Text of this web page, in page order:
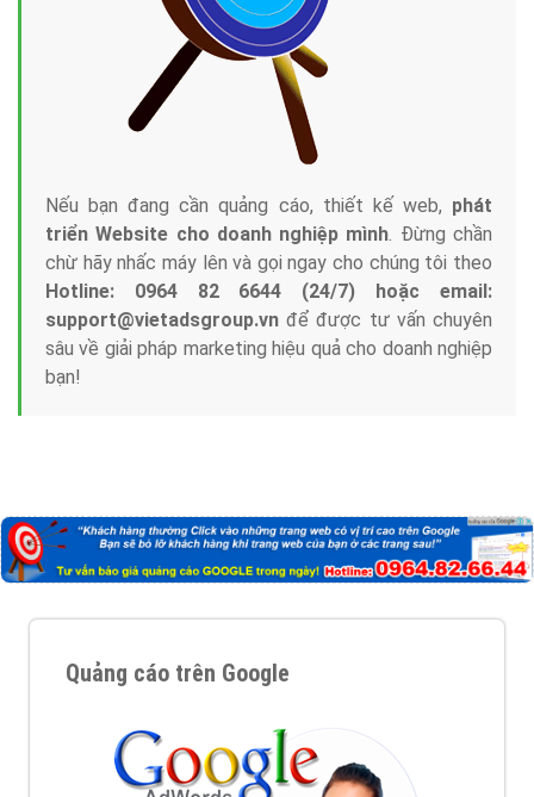
Nếu bạn đang cần quảng cáo, thiết kế web, phát
triển Website cho doanh nghiệp mình. Đừng chần
chừ hãy nhấc máy lên và gọi ngay cho chúng tôi theo
Hotline: 0964 82 6644 (24/7) hoặc email:
support@vietadsgroup.vn để được tư vấn chuyên
sâu về giải pháp marketing hiệu quả cho doanh nghiệp
bạn!
Quảng cáo trên Google